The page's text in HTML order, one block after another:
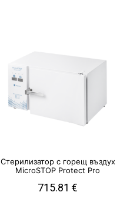
Стерилизатор с горещ въздух
MicroSTOP Protect Pro
715.81€